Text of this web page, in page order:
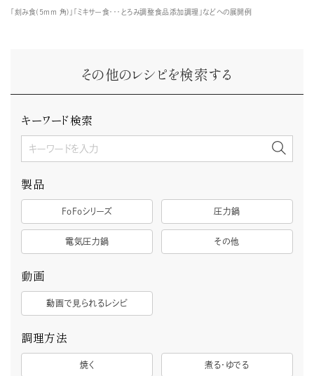
「刻み食(5mm 角)」「ミキサー食・・・とろみ調整食品添加調理」などへの展開例
その他のレシピを検索する
キーワード検索
製品
FoFoシリーズ 圧力鍋
電気圧力鍋 その他
動画
動画で見られるレシピ
調理方法
焼く 煮る・ゆでる